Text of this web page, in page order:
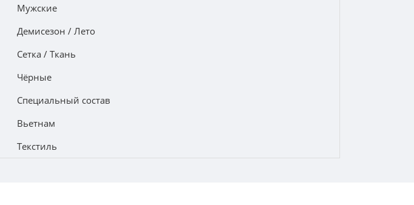
Мужские
Демисезон / Лето
Сетка / Ткань
Чёрные
Специальный состав
Вьетнам
Текстиль